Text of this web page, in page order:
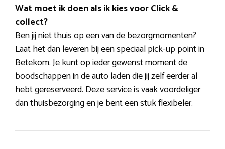
Wat moet ik doen als ik kies voor Click &
collect?
Ben jij niet thuis op een van de bezorgmomenten?
Laat het dan leveren bij een speciaal pick-up point in
Betekom. Je kunt op ieder gewenst moment de
boodschappen in de auto laden die jij zelf eerder al
hebt gereserveerd. Deze service is vaak voordeliger
dan thuisbezorging en je bent een stuk flexibeler.